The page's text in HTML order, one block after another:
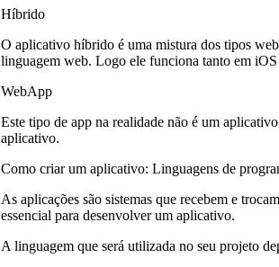
Híbrido
O aplicativo híbrido é uma mistura dos tipos
linguagem web. Logo ele funciona tanto em
WebApp
Este tipo de app na realidade não é um
aplicativo.
Como criar um aplicativo: Linguagens de
As aplicações são sistemas que recebem e
essencial para desenvolver um aplicativo.
A linguagem que será utilizada no seu projeto